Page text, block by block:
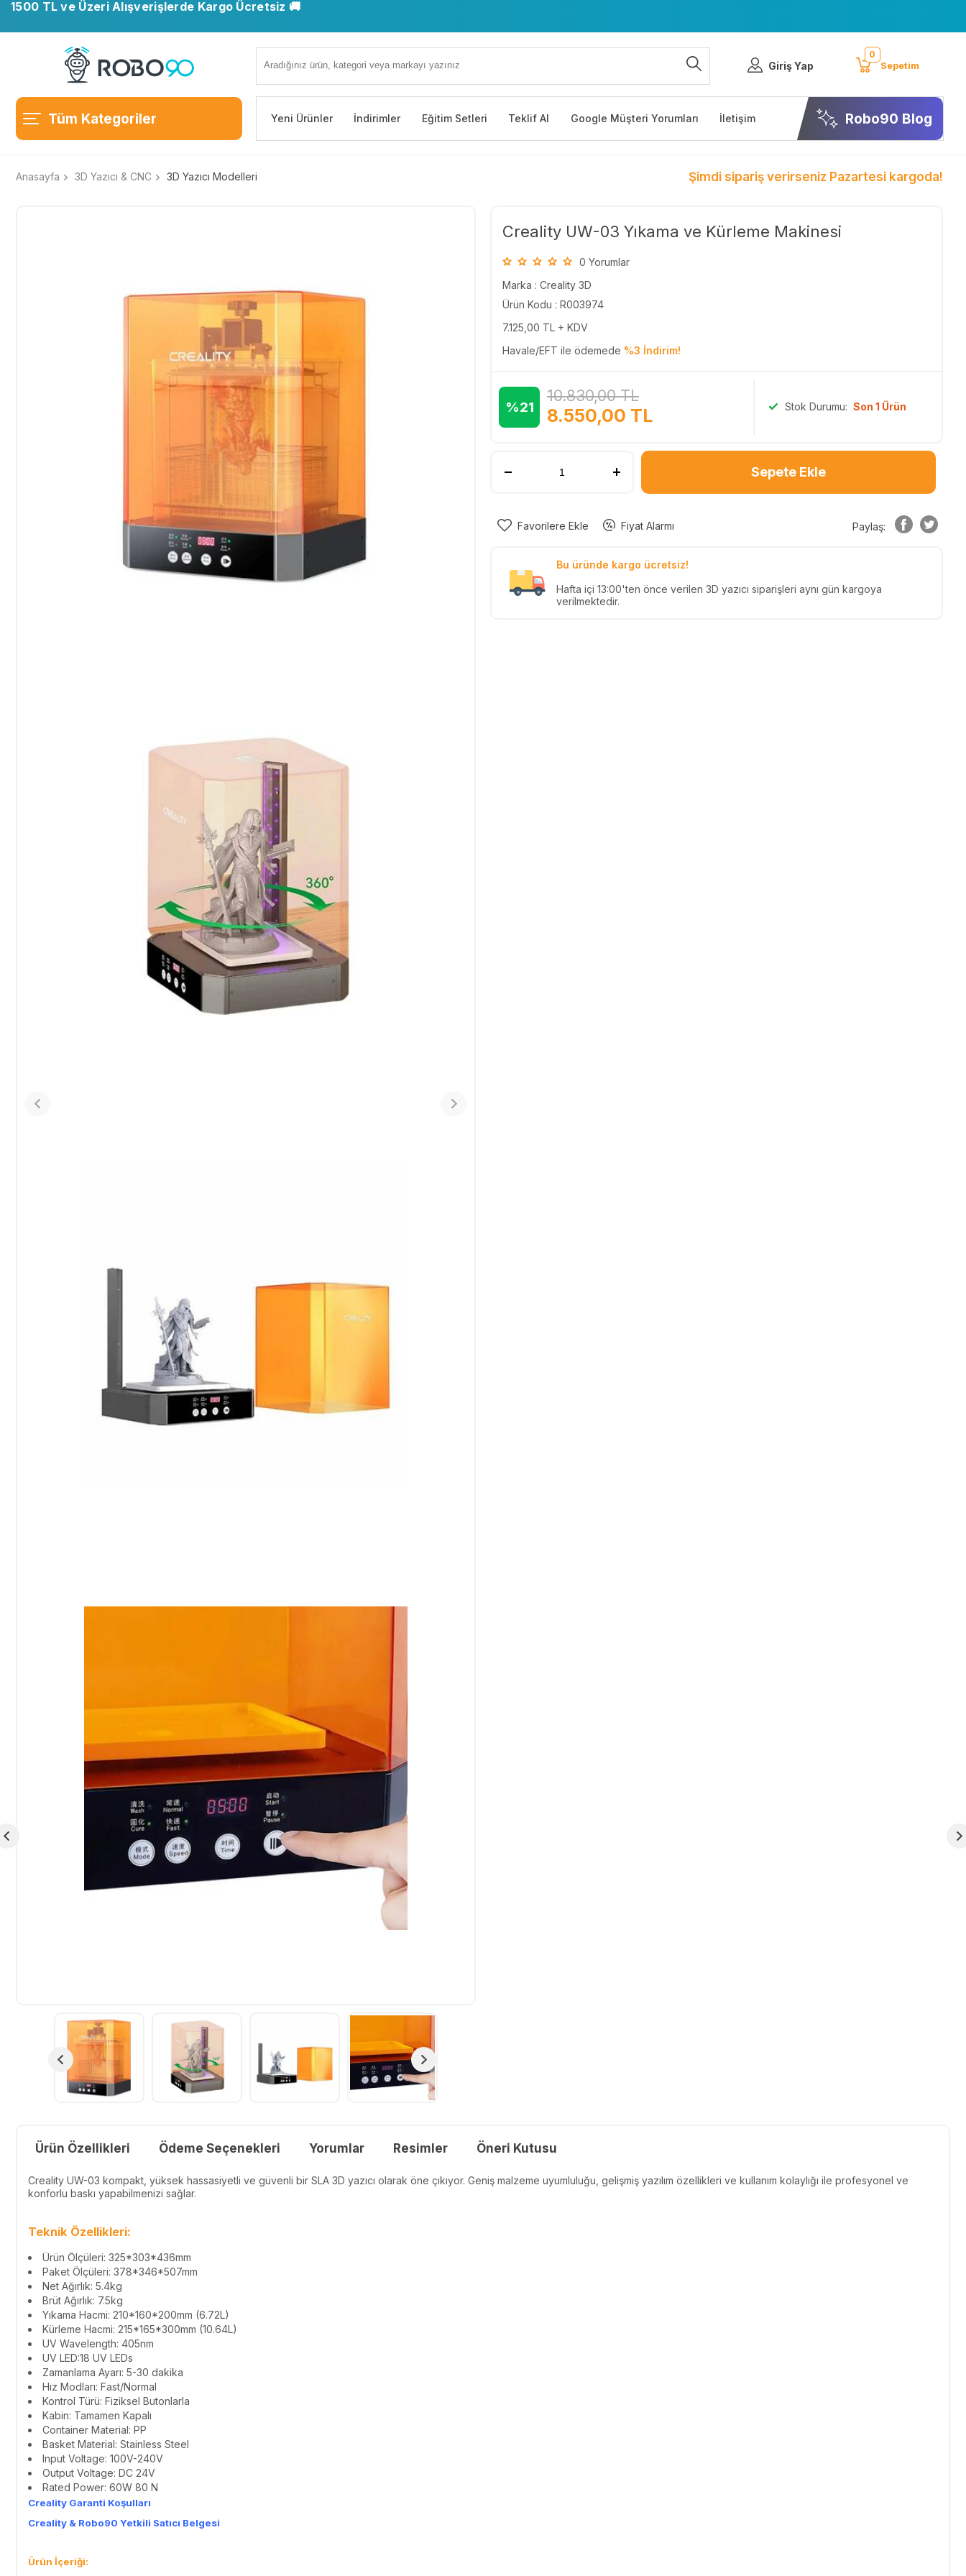
1500 TL ve Üzeri Alışverişlerde Kargo Ücretsiz 🚚
Giriş Yap
0
Sepetim
Tüm Kategoriler Yeni Ürünler İndirimler Eğitim Setleri Teklif Al Google Müşteri Yorumları İletişim Robo90 Blog
Anasayfa 3D Yazıcı & CNC 3D Yazıcı Modelleri Şimdi sipariş verirseniz Pazartesi kargoda!
Creality UW-03 Yıkama ve Kürleme Makinesi
0 Yorumlar
Marka : Creality 3D
Ürün Kodu : R003974
7.125,00 TL + KDV
Havale/EFT ile ödemede %3 İndirim!
%21 8.550,00 TL
10.830,00TL
Stok Durumu:Son 1 Ürün
Sepete Ekle
Favorilere Ekle Fiyat Alarmı Paylaş:
Bu üründe kargo ücretsiz!
Hafta içi 13:00'ten önce verilen 3D yazıcı siparişleri aynı gün kargoya
verilmektedir.
Ürün Özellikleri Ödeme Seçenekleri Yorumlar Resimler Öneri Kutusu
Creality UW-03 kompakt, yüksek hassasiyetli ve güvenli bir SLA 3D yazıcı olarak öne çıkıyor. Geniş malzeme uyumluluğu, gelişmiş yazılım özellikleri ve kullanım kolaylığı ile profesyonel ve
konforlu baskı yapabilmenizi sağlar.
Teknik Özellikleri:
Ürün Ölçüleri: 325*303*436mm
Paket Ölçüleri: 378*346*507mm
Net Ağırlık: 5.4kg
Brüt Ağırlık: 7.5kg
Yıkama Hacmi: 210*160*200mm (6.72L)
Kürleme Hacmi: 215*165*300mm (10.64L)
UV Wavelength: 405nm
UV LED:18 UV LEDs
Zamanlama Ayarı: 5-30 dakika
Hız Modları: Fast/Normal
Kontrol Türü: Fiziksel Butonlarla
Kabin: Tamamen Kapalı
Container Material: PP
Basket Material: Stainless Steel
Input Voltage: 100V-240V
Output Voltage: DC 24V
Rated Power: 60W 80 N
Creality Garanti Koşulları
Creality & Robo90 Yetkili Satıcı Belgesi
Ürün İçeriği: